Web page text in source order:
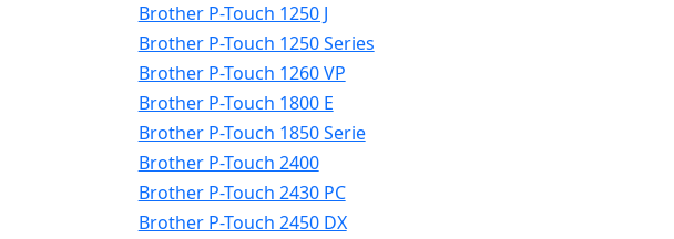
Brother P-Touch 1250 J
Brother P-Touch 1250 Series
Brother P-Touch 1260 VP
Brother P-Touch 1800 E
Brother P-Touch 1850 Serie
Brother P-Touch 2400
Brother P-Touch 2430 PC
Brother P-Touch 2450 DX